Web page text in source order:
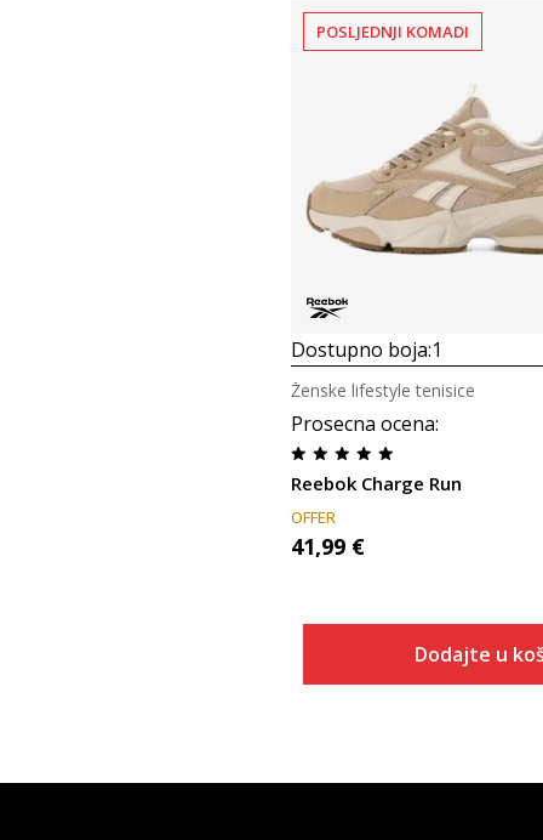
POSLJEDNJI KOMADI
Dostupno boja:1
Prosecna ocena:
Reebok Charge Run
Ženske lifestyle tenisice
OFFER
41,99 €
Dodajte u